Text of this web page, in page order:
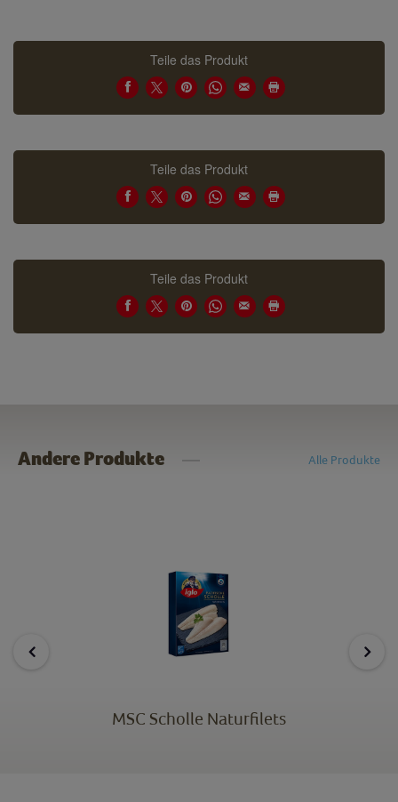
Teile das Produkt
Teile das Produkt
Teile das Produkt
Andere Produkte Alle Produkte
MSC Scholle Naturfilets